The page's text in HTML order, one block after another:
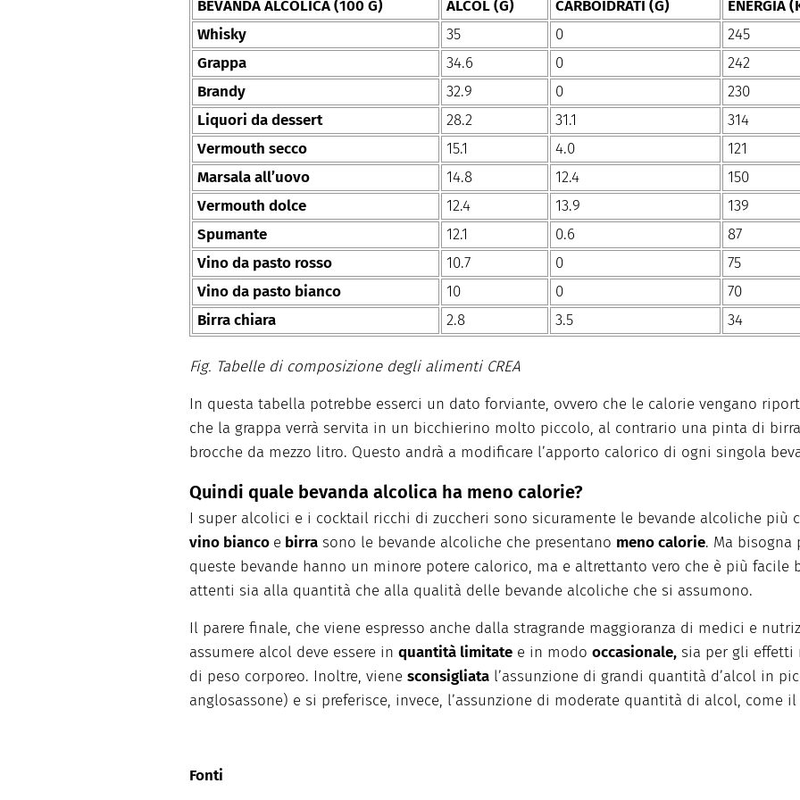
BEVANDA ALCOLICA (100 G) ALCOL (G) CARBOIDRATI (G)
ENERGIA
Whisky
35 0
245
Grappa
34.6 0
242
Brandy
32.9 0
230
Liquori da dessert
28.2 31.1
314
Vermouth secco
15.1 4.0
121
Marsala all’uovo
14.8 12.4
150
Vermouth dolce
12.4 13.9
139
Spumante
12.1 0.6
87
Vino da pasto rosso
10.7 0
75
Vino da pasto bianco
10 0
70
Birra chiara
2.8 3.5 34
Fig. Tabelle di composizione degli alimenti CREA
In questa tabella potrebbe esserci un dato forviante, ovvero che le calorie vengano
che la grappa verrà servita in un bicchierino molto piccolo, al contrario una pinta di
brocche da mezzo litro. Questo andrà a modificare l’apporto calorico di ogni singola
Quindi quale bevanda alcolica ha meno calorie?
I super alcolici e i cocktail ricchi di zuccheri sono sicuramente le bevande alcoliche più
vino bianco e birra sono le bevande alcoliche che presentano meno calorie. Ma bisogna
queste bevande hanno un minore potere calorico, ma e altrettanto vero che è più
attenti sia alla quantità che alla qualità delle bevande alcoliche che si assumono.
Il parere finale, che viene espresso anche dalla stragrande maggioranza di medici e
assumere alcol deve essere in quantità limitate e in modo occasionale, sia per gli effetti
di peso corporeo. Inoltre, viene sconsigliata l’assunzione di grandi quantità d’alcol in
anglosassone) e si preferisce, invece, l’assunzione di moderate quantità di alcol,
Fonti